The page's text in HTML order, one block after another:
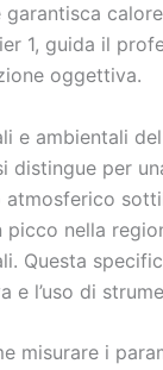
1, guida il
oggettiva.
e ambientali
distingue per
picco nella
Questa
e l’uso di
misurare i